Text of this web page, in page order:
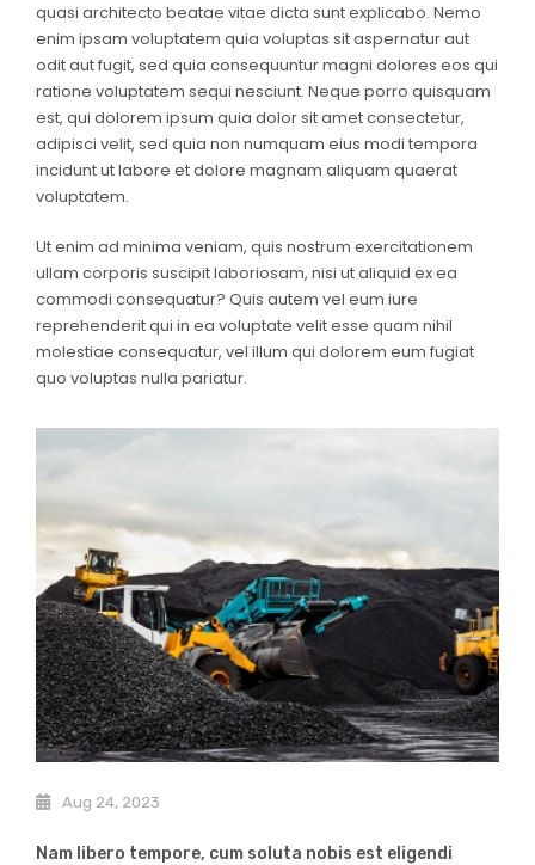
quasi architecto beatae vitae dicta sunt explicabo. Nemo
enim ipsam voluptatem quia voluptas sit aspernatur aut
odit aut fugit, sed quia consequuntur magni dolores eos qui
ratione voluptatem sequi nesciunt. Neque porro quisquam
est, qui dolorem ipsum quia dolor sit amet consectetur,
adipisci velit, sed quia non numquam eius modi tempora
incidunt ut labore et dolore magnam aliquam quaerat
voluptatem.
Ut enim ad minima veniam, quis nostrum exercitationem
ullam corporis suscipit laboriosam, nisi ut aliquid ex ea
commodi consequatur? Quis autem vel eum iure
reprehenderit qui in ea voluptate velit esse quam nihil
molestiae consequatur, vel illum qui dolorem eum fugiat
quo voluptas nulla pariatur.
Aug 24, 2023
Nam libero tempore, cum soluta nobis est eligendi